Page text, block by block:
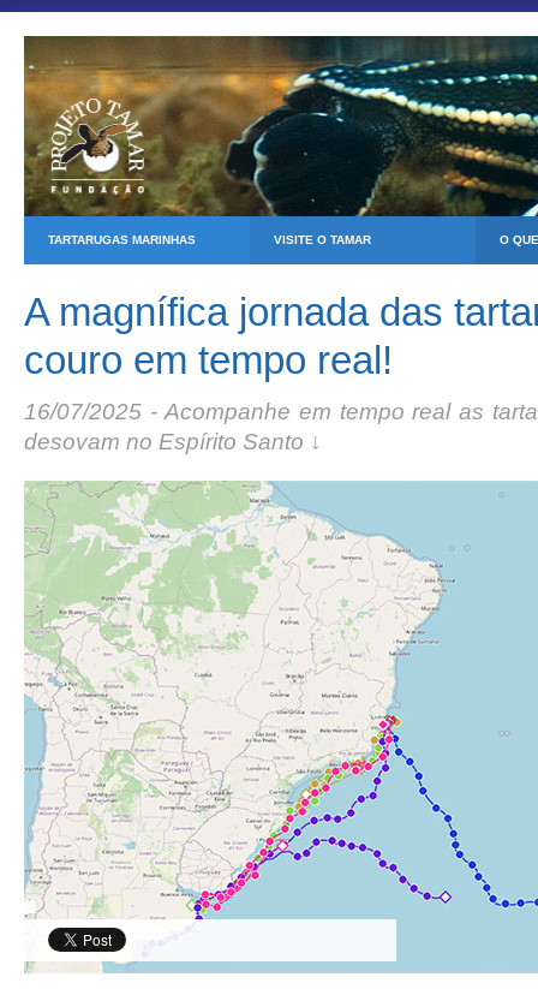
TARTARUGAS MARINHAS VISITE O TAMAR O
A magnífica jornada das
couro em tempo real!
16/07/2025 - Acompanhe em tempo real as
desovam no Espírito Santo ↓